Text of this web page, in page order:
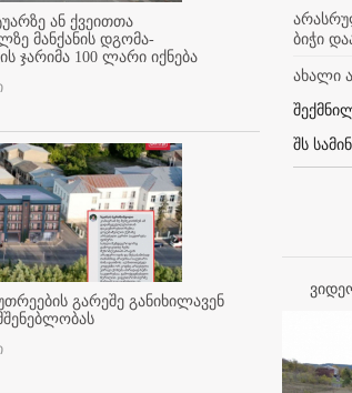
ან ქვეითთა
მანქანის დგომა-
ჯარიმა 100 ლარი იქნება
გარეშე განიხილავენ
ბიჭი
ახალი
შს